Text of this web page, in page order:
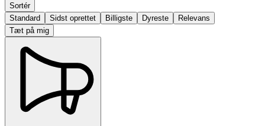
Sortér
Standard
Sidst oprettet Billigste Dyreste
Relevans
Tæt på mig